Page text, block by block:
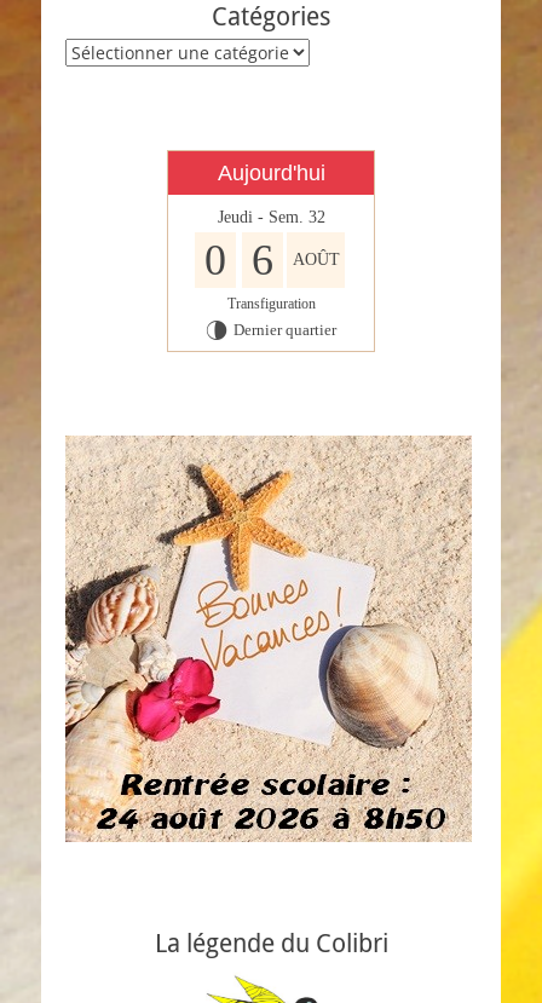
Catégories
Catégories
Aujourd'hui
Jeudi - Sem. 32
0 6 AOÛT
Transfiguration
U Dernier quartier
La légende du Colibri